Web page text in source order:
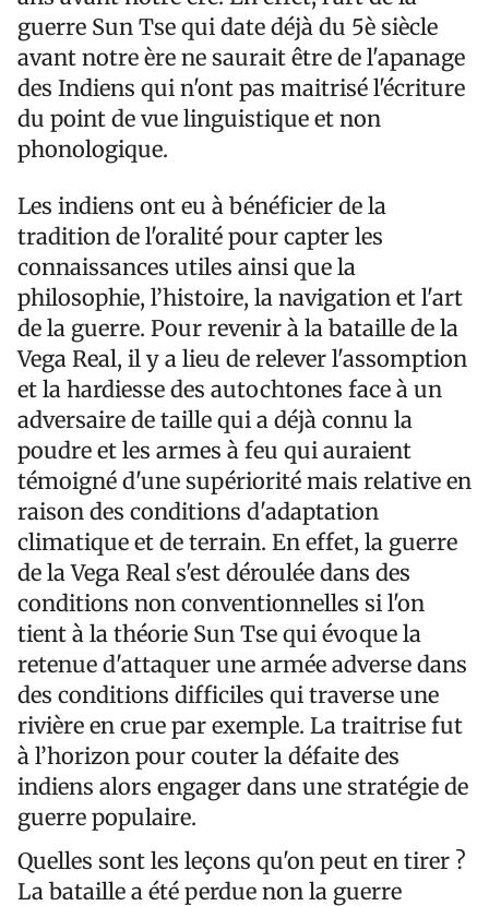
guerre Sun Tse qui date déjà du 5è siècle
avant notre ère ne saurait être de l'apanage
des Indiens qui n'ont pas maitrisé l'écriture
du point de vue linguistique et non
phonologique.
Les indiens ont eu à bénéficier de la
tradition de l'oralité pour capter les
connaissances utiles ainsi que la
philosophie, l’histoire, la navigation et l'art
de la guerre. Pour revenir à la bataille de la
Vega Real, il y a lieu de relever l'assomption
et la hardiesse des autochtones face à un
adversaire de taille qui a déjà connu la
poudre et les armes à feu qui auraient
témoigné d'une supériorité mais relative en
raison des conditions d'adaptation
climatique et de terrain. En effet, la guerre
de la Vega Real s'est déroulée dans des
conditions non conventionnelles si l'on
tient à la théorie Sun Tse qui évoque la
retenue d'attaquer une armée adverse dans
des conditions difficiles qui traverse une
rivière en crue par exemple. La traitrise fut
à l’horizon pour couter la défaite des
indiens alors engager dans une stratégie de
guerre populaire.
Quelles sont les leçons qu'on peut en tirer ?
La bataille a été perdue non la guerre